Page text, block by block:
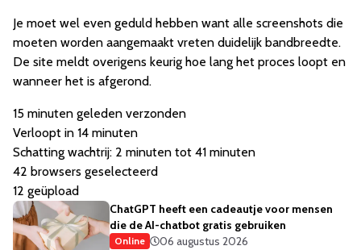
Je moet wel even geduld hebben want alle screenshots die
moeten worden aangemaakt vreten duidelijk bandbreedte.
De site meldt overigens keurig hoe lang het proces loopt en
wanneer het is afgerond.
15 minuten geleden verzonden
Verloopt in 14 minuten
Schatting wachtrij: 2 minuten tot 41 minuten
42 browsers geselecteerd
12 geüpload
ChatGPT heeft een cadeautje voor mensen
die de AI-chatbot gratis gebruiken
Online
06 augustus 2026